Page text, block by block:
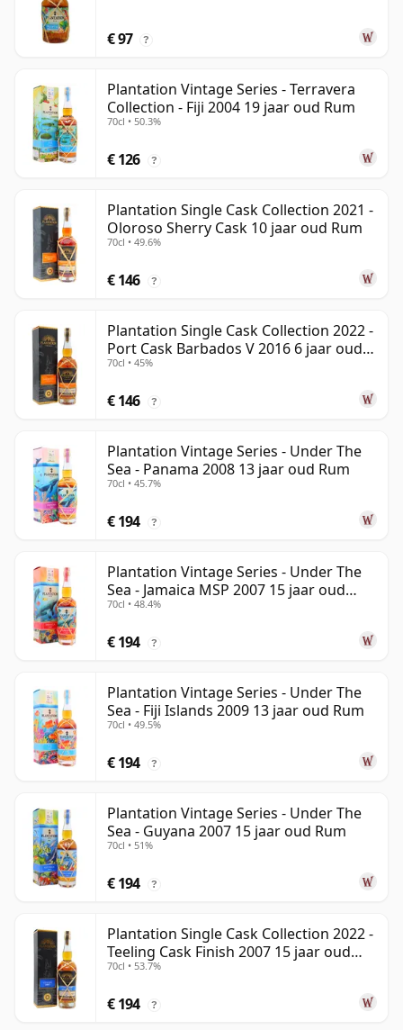
€ 97 ?
Plantation Vintage Series - Terravera
Collection - Fiji 2004 19 jaar oud Rum
70cl • 50.3%
€ 126 ?
Plantation Single Cask Collection 2021 -
Oloroso Sherry Cask 10 jaar oud Rum
70cl • 49.6%
€ 146 ?
Plantation Single Cask Collection 2022 -
Port Cask Barbados V 2016 6 jaar oud
Rum
70cl • 45%
€ 146 ?
Plantation Vintage Series - Under The
Sea - Panama 2008 13 jaar oud Rum
70cl • 45.7%
€ 194 ?
Plantation Vintage Series - Under The
Sea - Jamaica MSP 2007 15 jaar oud
Rum
70cl • 48.4%
€ 194 ?
Plantation Vintage Series - Under The
Sea - Fiji Islands 2009 13 jaar oud Rum
70cl • 49.5%
€ 194 ?
Plantation Vintage Series - Under The
Sea - Guyana 2007 15 jaar oud Rum
70cl • 51%
€ 194 ?
Plantation Single Cask Collection 2022 -
Teeling Cask Finish 2007 15 jaar oud
Rum
70cl • 53.7%
€ 194 ?